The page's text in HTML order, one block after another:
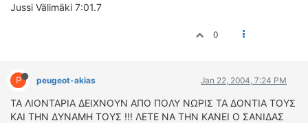
Jussi Välimäki 7:01.7
0
P peugeot-akias Jan 22, 2004, 7:24 PM
ΤΑ ΛΙΟΝΤΑΡΙΑ ΔΕΙΧΝΟΥΝ ΑΠΟ ΠΟΛΥ ΝΩΡΙΣ ΤΑ ΔΟΝΤΙΑ ΤΟΥΣ
ΚΑΙ ΤΗΝ ΔΥΝΑΜΗ ΤΟΥΣ !!! ΛΕΤΕ ΝΑ ΤΗΝ ΚΑΝΕΙ Ο ΣΑΝΙΔΑΣ